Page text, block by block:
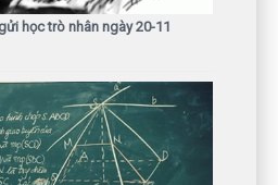
học trò nhân ngày 20-11